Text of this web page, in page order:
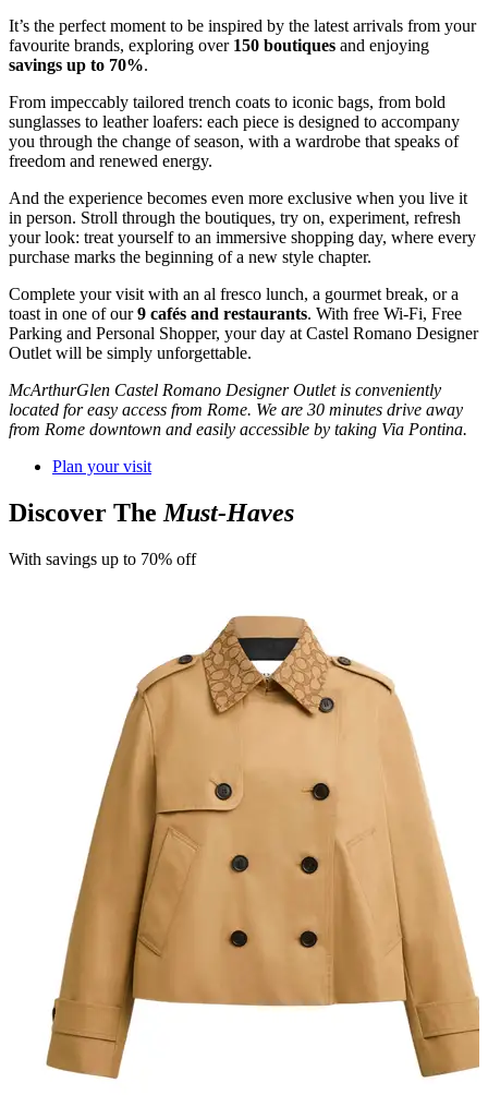
It’s the perfect moment to be inspired by the latest arrivals from your
favourite brands, exploring over 150 boutiques and enjoying
savings up to 70%.
From impeccably tailored trench coats to iconic bags, from bold
sunglasses to leather loafers: each piece is designed to accompany
you through the change of season, with a wardrobe that speaks of
freedom and renewed energy.
And the experience becomes even more exclusive when you live it
in person. Stroll through the boutiques, try on, experiment, refresh
your look: treat yourself to an immersive shopping day, where every
purchase marks the beginning of a new style chapter.
Complete your visit with an al fresco lunch, a gourmet break, or a
toast in one of our9 cafés and restaurants. With free Wi-Fi, Free
Parking and Personal Shopper, your day at Castel Romano Designer
Outlet will be simply unforgettable.
McArthurGlen Castel Romano Designer Outlet is conveniently
located for easy access from Rome. We are 30 minutes drive away
from Rome downtown and easily accessible by taking Via Pontina.
Plan your visit
Discover The Must-Haves
With savings up to 70% off